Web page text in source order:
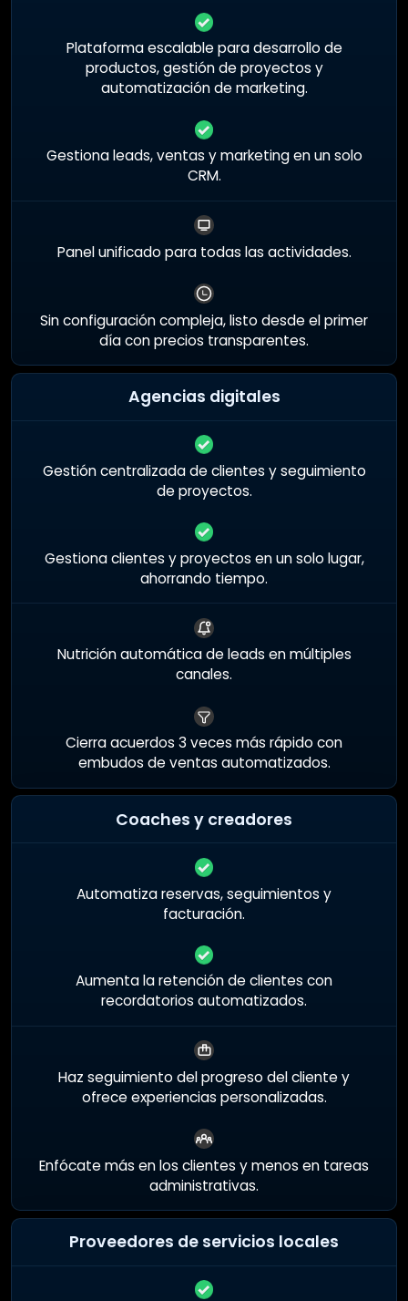
Plataforma escalable para desarrollo de
productos, gestión de proyectos y
automatización de marketing.
Gestiona leads, ventas y marketing en un solo
CRM.
Panel unificado para todas las actividades.
Sin configuración compleja, listo desde el primer
día con precios transparentes.
Agencias digitales
Gestión centralizada de clientes y seguimiento
de proyectos.
Gestiona clientes y proyectos en un solo lugar,
ahorrando tiempo.
Nutrición automática de leads en múltiples
canales.
Cierra acuerdos 3 veces más rápido con
embudos de ventas automatizados.
Coaches y creadores
Automatiza reservas, seguimientos y
facturación.
Aumenta la retención de clientes con
recordatorios automatizados.
Haz seguimiento del progreso del cliente y
ofrece experiencias personalizadas.
Enfócate más en los clientes y menos en tareas
administrativas.
Proveedores de servicios locales